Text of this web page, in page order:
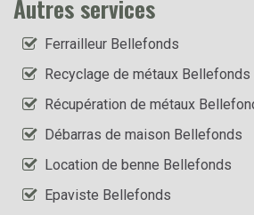
Autres services
Ferrailleur Bellefonds
Recyclage de métaux Bellefonds
Récupération de métaux
Débarras de maison Bellefonds
Location de benne Bellefonds
Epaviste Bellefonds